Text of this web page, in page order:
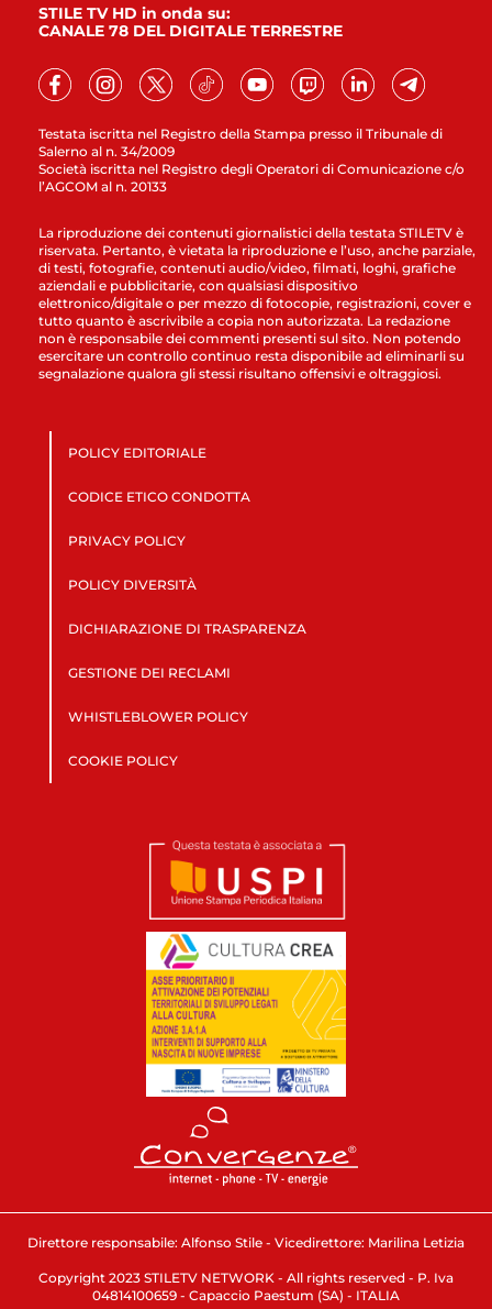
Testata iscritta nel Registro della Stampa presso il Tribunale di
Salerno al n. 34/2009
Società iscritta nel Registro degli Operatori di Comunicazione c/o
l’AGCOM al n. 20133
STILE TV HD in onda su:
CANALE 78 DEL DIGITALE TERRESTRE
La riproduzione dei contenuti giornalistici della testata STILETV è
riservata. Pertanto, è vietata la riproduzione e l’uso, anche parziale,
di testi, fotografie, contenuti audio/video, filmati, loghi, grafiche
aziendali e pubblicitarie, con qualsiasi dispositivo
elettronico/digitale o per mezzo di fotocopie, registrazioni, cover e
tutto quanto è ascrivibile a copia non autorizzata. La redazione
non è responsabile dei commenti presenti sul sito. Non potendo
esercitare un controllo continuo resta disponibile ad eliminarli su
segnalazione qualora gli stessi risultano offensivi e oltraggiosi.
POLICY EDITORIALE
CODICE ETICO CONDOTTA
PRIVACY POLICY
POLICY DIVERSITÀ
DICHIARAZIONE DI TRASPARENZA
GESTIONE DEI RECLAMI
WHISTLEBLOWER POLICY
COOKIE POLICY
Direttore responsabile: Alfonso Stile - Vicedirettore: Marilina Letizia
Copyright 2023 STILETV NETWORK - All rights reserved - P. Iva
04814100659 - Capaccio Paestum (SA) - ITALIA